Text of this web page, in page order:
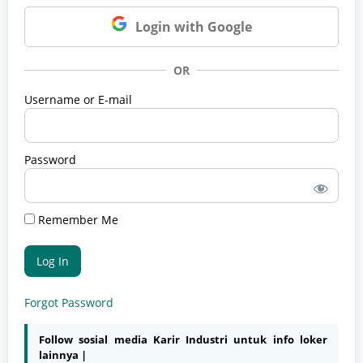
Login with Google
OR
Username or E-mail
Password
Remember Me
Forgot Password
Follow sosial media Karir Industri untuk info loker
lainnya |